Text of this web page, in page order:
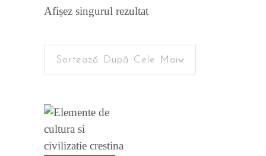
Afișez singurul rezultat
Sortează După Cele Mai Recente